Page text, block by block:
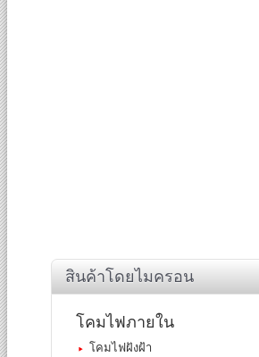
สินค้าโดยไมครอน
โคมไฟภายใน
โคมไฟฝังฝ้า